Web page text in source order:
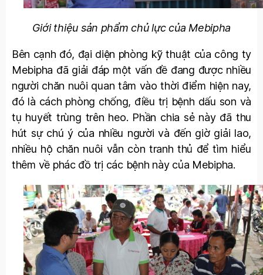
Giới thiệu sản phẩm chủ lực của Mebipha
Bên cạnh đó, đại diện phòng kỹ thuật của công ty
Mebipha đã giải đáp một vấn đề đang được nhiều
người chăn nuôi quan tâm vào thời điểm hiện nay,
đó là cách phòng chống, điều trị bệnh dấu son và
tụ huyết trùng trên heo. Phần chia sẻ này đã thu
hút sự chú ý của nhiều người và đến giờ giải lao,
nhiều hộ chăn nuôi vẫn còn tranh thủ để tìm hiểu
thêm về phác đồ trị các bệnh này của Mebipha.